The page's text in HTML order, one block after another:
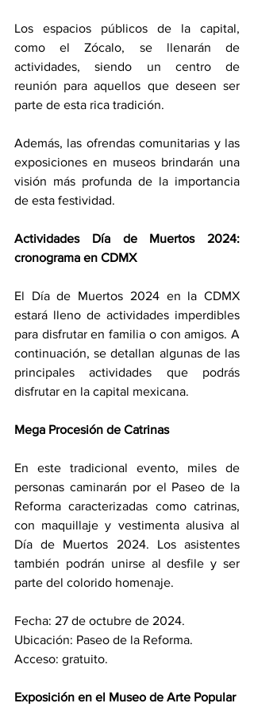
Los espacios públicos de la capital,
como el Zócalo, se llenarán de
actividades, siendo un centro de
reunión para aquellos que deseen ser
parte de esta rica tradición.
Además, las ofrendas comunitarias y las
exposiciones en museos brindarán una
visión más profunda de la importancia
de esta festividad.
Actividades Día de Muertos 2024:
cronograma en CDMX
El Día de Muertos 2024 en la CDMX
estará lleno de actividades imperdibles
para disfrutar en familia o con amigos. A
continuación, se detallan algunas de las
principales actividades que podrás
disfrutar en la capital mexicana.
Mega Procesión de Catrinas
En este tradicional evento, miles de
personas caminarán por el Paseo de la
Reforma caracterizadas como catrinas,
con maquillaje y vestimenta alusiva al
Día de Muertos 2024. Los asistentes
también podrán unirse al desfile y ser
parte del colorido homenaje.
Fecha: 27 de octubre de 2024.
Ubicación: Paseo de la Reforma.
Acceso: gratuito.
Exposición en el Museo de Arte Popular